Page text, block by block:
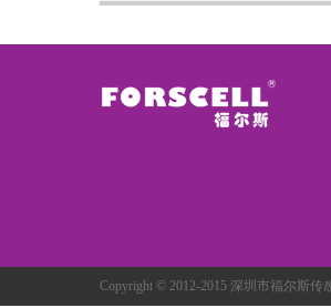
Copyright © 2012-2015 深圳市福尔斯